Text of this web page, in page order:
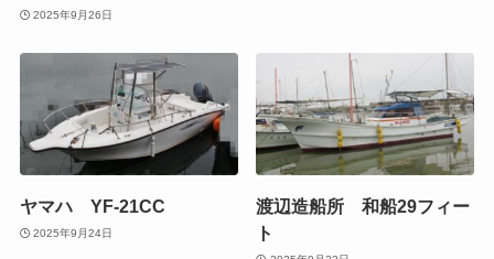
2025年9月26日
ヤマハ YF-21CC
2025年9月24日
渡辺造船所 和船29フィー
ト